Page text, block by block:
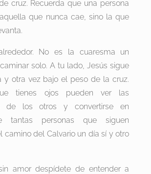
cruz. Recuerda que una persona
que nunca cae, sino la que
No es la cuaresma un
solo. A tu lado, Jesús sigue
y otra vez bajo el peso de la cruz.
tienes ojos pueden ver las
de los otros y convertirse en
tantas personas que siguen
camino del Calvario un día sí y otro
amor despídete de entender a